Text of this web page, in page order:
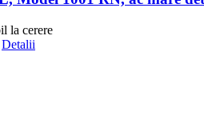
la cerere
Detalii